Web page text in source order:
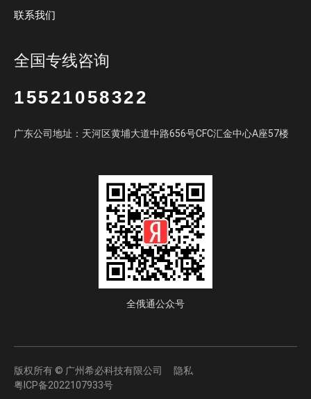
联系我们
全国专线咨询
15521058322
广东公司地址：天河区黄埔大道中路656号CFC汇金中心A座57楼
全俄通公众号
版权所有 © 广州希必科技有限公司
隐私
粤ICP备2022107933号